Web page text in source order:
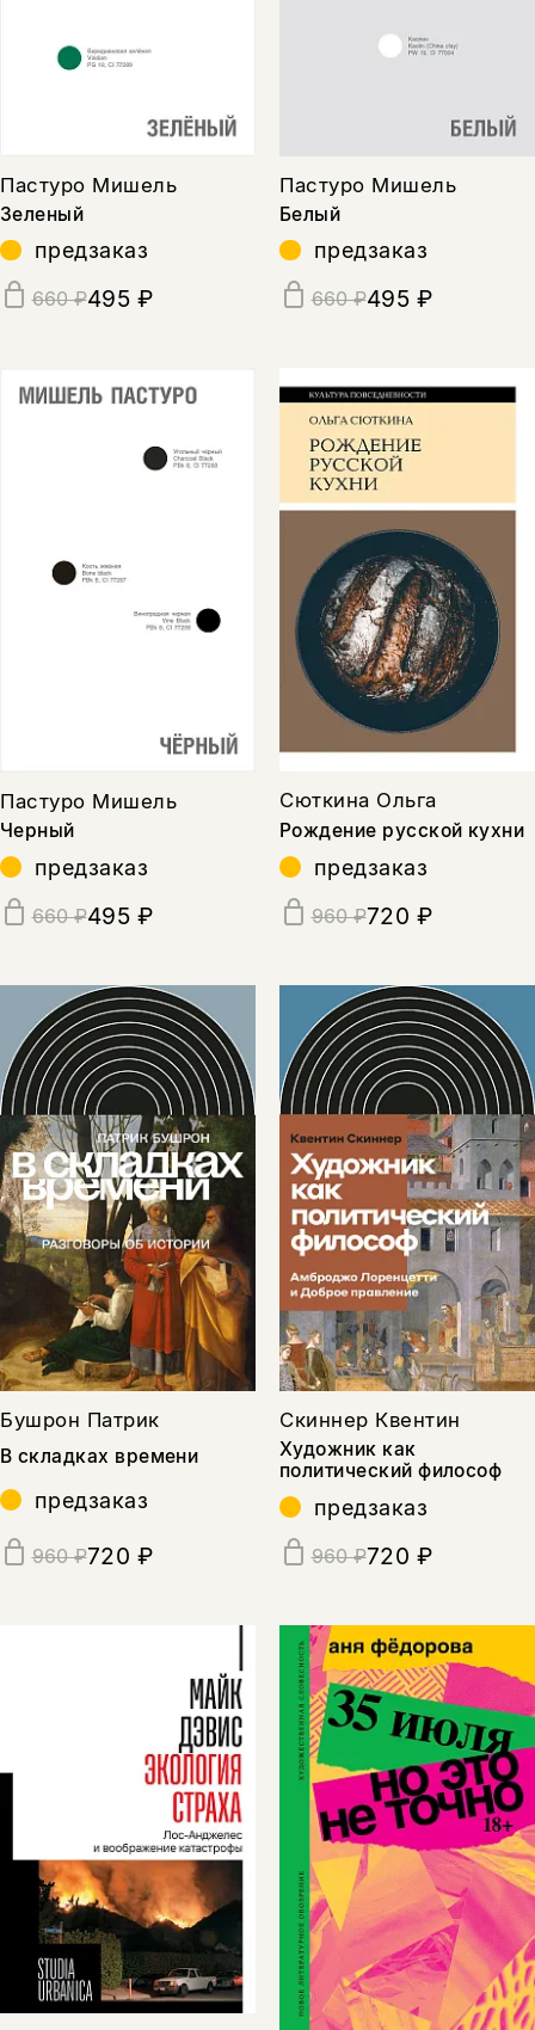
Пастуро Мишель
Зеленый
предзаказ
660 ₽495 ₽
Пастуро Мишель
Белый
предзаказ
660 ₽495 ₽
Пастуро Мишель
Черный
предзаказ
660 ₽495 ₽
Сюткина Ольга
Рождение русской кухни
предзаказ
960 ₽720 ₽
Бушрон Патрик
В складках времени
предзаказ
960 ₽720 ₽
Скиннер Квентин
Художник как
политический философ
предзаказ
960 ₽720 ₽